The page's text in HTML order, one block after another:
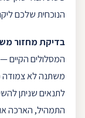
הנוכחית שלכם
בדיקתמחזור
המסלולים הקיים —
משתנהלא צמודה
לתנאים שניתן
התמהיל, הארכה